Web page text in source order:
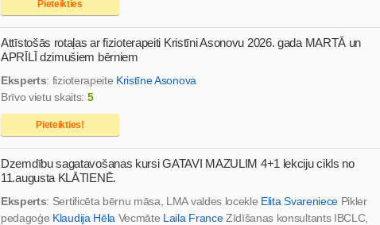
Pieteikties
Attīstošās rotaļas ar fizioterapeiti Kristīni Asonovu 2026. gada MARTĀ un
APRĪLĪ dzimušiem bērniem
Eksperts: fizioterapeite Kristīne Asonova
Brīvo vietu skaits: 5
Pieteikties!
Dzemdību sagatavošanas kursi GATAVI MAZULIM 4+1 lekciju cikls no
11.augusta KLĀTIENĒ.
Eksperts: Sertificēta bērnu māsa, LMA valdes locekle Elita SvareniecePikler
pedagoģe Klaudija Hēla Vecmāte Laila FranceZīdīšanas konsultants IBCLC,